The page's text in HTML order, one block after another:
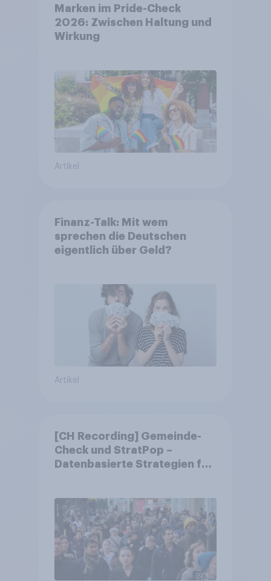
Marken im Pride-Check
2026: Zwischen Haltung und
Wirkung
Artikel
Finanz-Talk: Mit wem
sprechen die Deutschen
eigentlich über Geld?
Artikel
[CH Recording] Gemeinde-
Check und StratPop –
Datenbasierte Strategien für